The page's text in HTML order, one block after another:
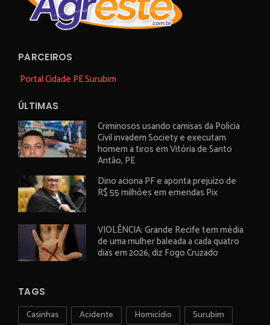
PARCEIROS
Portal Cidade PE Surubim
ÚLTIMAS
Criminosos usando camisas da Polícia
Civil invadem Society e executam
homem a tiros em Vitória de Santo
Antão, PE
Dino aciona PF e aponta prejuízo de
R$ 55 milhões em emendas Pix
VIOLÊNCIA: Grande Recife tem média
de uma mulher baleada a cada quatro
dias em 2026, diz Fogo Cruzado
TAGS
Casinhas Acidente Homicídio
Surubim